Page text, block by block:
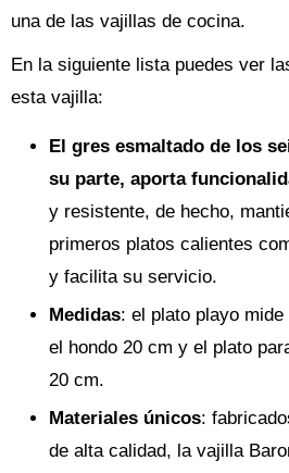
una de las vajillas de cocina.
En la siguiente lista puedes ver
esta vajilla:
El gres esmaltado de los
su parte, aporta
y resistente, de hecho,
primeros platos calientes
y facilita su servicio.
Medidas: el plato playo
el hondo 20 cm y el plato
20 cm.
Materiales únicos:
de alta calidad, la vajilla